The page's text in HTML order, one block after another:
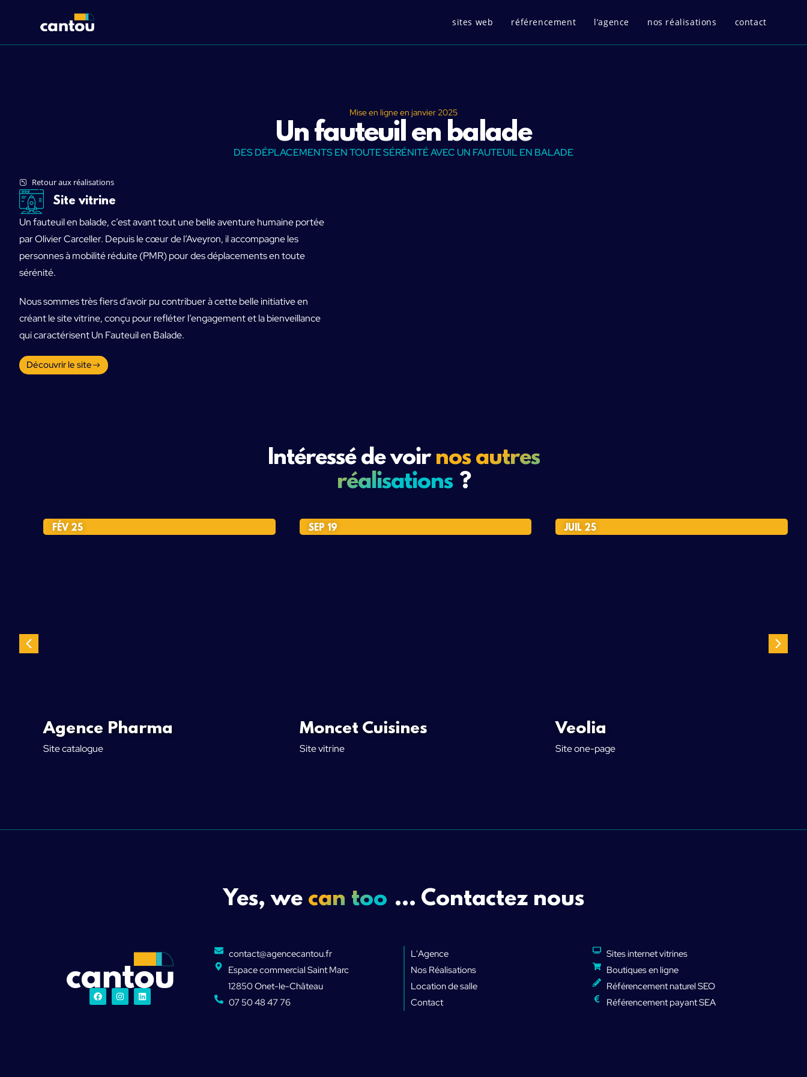
sites web référencement l’agence nos réalisations contact
Mise en ligne en janvier 2025
Un fauteuil en balade
DES DÉPLACEMENTS EN TOUTE SÉRÉNITÉ AVEC UN FAUTEUIL EN BALADE
Retour aux réalisations
Site vitrine
Un fauteuil en balade, c’est avant tout une belle aventure humaine portée
par Olivier Carceller. Depuis le cœur de l’Aveyron, il accompagne les
personnes à mobilité réduite (PMR) pour des déplacements en toute
sérénité.
Nous sommes très fiers d’avoir pu contribuer à cette belle initiative en
créant le site vitrine, conçu pour refléter l’engagement et la bienveillance
qui caractérisent Un Fauteuil en Balade.
Découvrir le site
Intéressé de voirnos autres
réalisations ?
FÉV 25
Agence Pharma
Site catalogue
SEP 19
Moncet Cuisines
Site vitrine
JUIL 25
Veolia
Site one-page
Yes, we can too ... Contactez nous
contact@agencecantou.fr
Espace commercial Saint Marc
12850 Onet-le-Château
07 50 48 47 76
L'Agence
Nos Réalisations
Location de salle
Contact
Sites internet vitrines
Boutiques en ligne
Référencement naturel SEO
Référencement payant SEA